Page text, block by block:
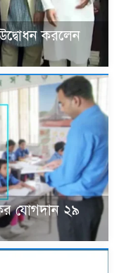
করলেন
যোগদান ২৯